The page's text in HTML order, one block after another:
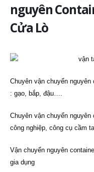
nguyên
Cửa Lò
Chuyên vận chuyển
: gạo, bắp, đậu….
Chuyên vận chuyển
công nghiệp, công cụ cầm
Vận chuyển nguyên
gia dụng